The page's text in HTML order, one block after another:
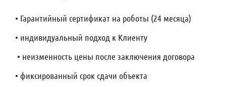
• Гарантийный сертификат на роботы (24 месяца)
• индивидуальный подход к Клиенту
• неизменность цены после заключения договора
• фиксированный срок сдачи объекта